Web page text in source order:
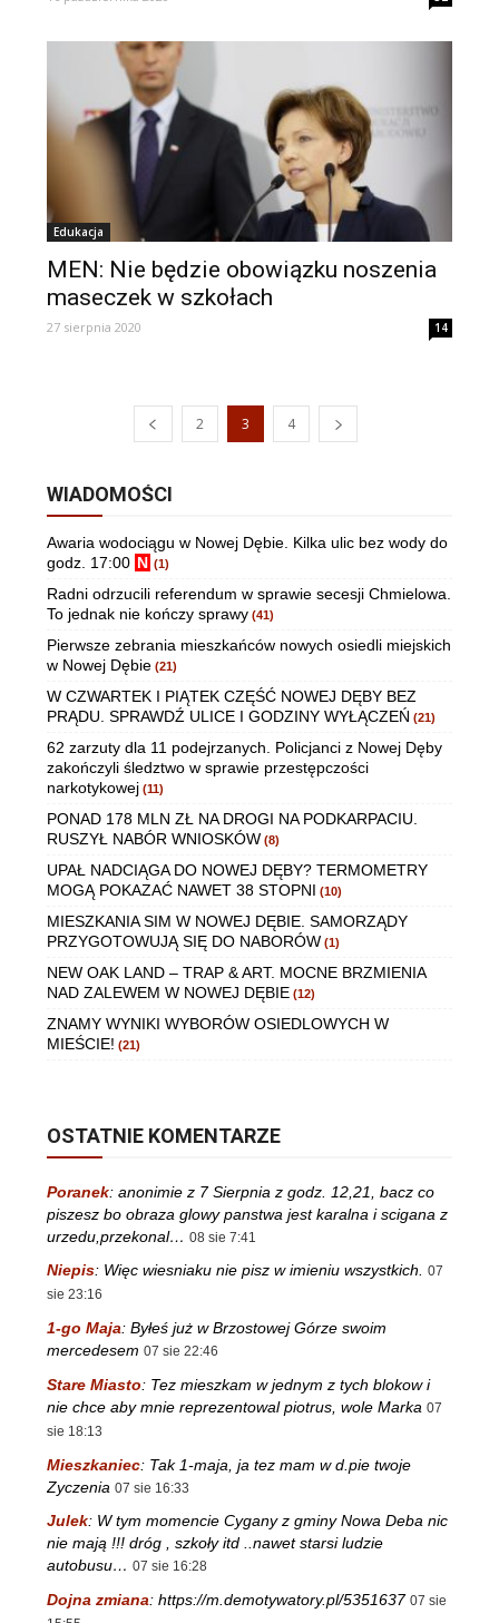
Edukacja
MEN: Nie będzie obowiązku noszenia
maseczek w szkołach
27 sierpnia 2020 14
2 3 4
WIADOMOŚCI
Awaria wodociągu w Nowej Dębie. Kilka ulic bez wody do
godz. 17:00 N (1)
Radni odrzucili referendum w sprawie secesji Chmielowa.
To jednak nie kończy sprawy (41)
Pierwsze zebrania mieszkańców nowych osiedli miejskich
w Nowej Dębie (21)
W CZWARTEK I PIĄTEK CZĘŚĆ NOWEJ DĘBY BEZ
PRĄDU. SPRAWDŹ ULICE I GODZINY WYŁĄCZEŃ (21)
62 zarzuty dla 11 podejrzanych. Policjanci z Nowej Dęby
zakończyli śledztwo w sprawie przestępczości
narkotykowej (11)
PONAD 178 MLN ZŁ NA DROGI NA PODKARPACIU.
RUSZYŁ NABÓR WNIOSKÓW (8)
UPAŁ NADCIĄGA DO NOWEJ DĘBY? TERMOMETRY
MOGĄ POKAZAĆ NAWET 38 STOPNI (10)
MIESZKANIA SIM W NOWEJ DĘBIE. SAMORZĄDY
PRZYGOTOWUJĄ SIĘ DO NABORÓW (1)
NEW OAK LAND – TRAP & ART. MOCNE BRZMIENIA
NAD ZALEWEM W NOWEJ DĘBIE (12)
ZNAMY WYNIKI WYBORÓW OSIEDLOWYCH W
MIEŚCIE! (21)
OSTATNIE KOMENTARZE
Poranek: anonimie z 7 Sierpnia z godz. 12,21, bacz co
piszesz bo obraza glowy panstwa jest karalna i scigana z
urzedu,przekonal… 08 sie 7:41
Niepis: Więc wiesniaku nie pisz w imieniu wszystkich. 07
sie 23:16
1-go Maja: Byłeś już w Brzostowej Górze swoim
mercedesem 07 sie 22:46
Stare Miasto: Tez mieszkam w jednym z tych blokow i
nie chce aby mnie reprezentowal piotrus, wole Marka 07
sie 18:13
Mieszkaniec: Tak 1-maja, ja tez mam w d.pie twoje
Zyczenia 07 sie 16:33
Julek: W tym momencie Cygany z gminy Nowa Deba nic
nie mają !!! dróg , szkoły itd ..nawet starsi ludzie
autobusu… 07 sie 16:28
Dojna zmiana: https://m.demotywatory.pl/5351637 07 sie